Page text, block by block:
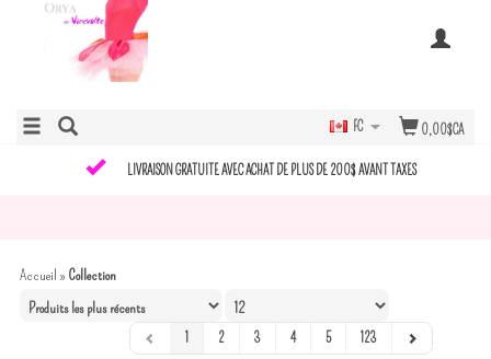
0,00$CA
FC
LIVRAISON GRATUITE AVEC ACHAT DE PLUS DE 200$ AVANT TAXES
Accueil »Collection
1 2 3 4 5 123